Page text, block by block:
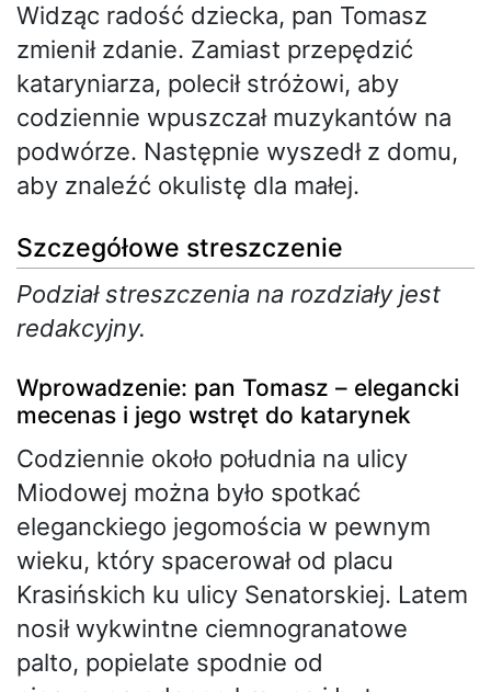
Widząc radość dziecka, pan Tomasz
zmienił zdanie. Zamiast przepędzić
kataryniarza, polecił stróżowi, aby
codziennie wpuszczał muzykantów na
podwórze. Następnie wyszedł z domu,
aby znaleźć okulistę dla małej.
Szczegółowe streszczenie
Podział streszczenia na rozdziały jest
redakcyjny.
Wprowadzenie: pan Tomasz – elegancki
mecenas i jego wstręt do katarynek
Codziennie około południa na ulicy
Miodowej można było spotkać
eleganckiego jegomościa w pewnym
wieku, który spacerował od placu
Krasińskich ku ulicy Senatorskiej. Latem
nosił wykwintne ciemnogranatowe
palto, popielate spodnie od